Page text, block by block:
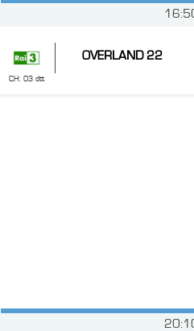
CH: 03 dtt
OVERLAND 22